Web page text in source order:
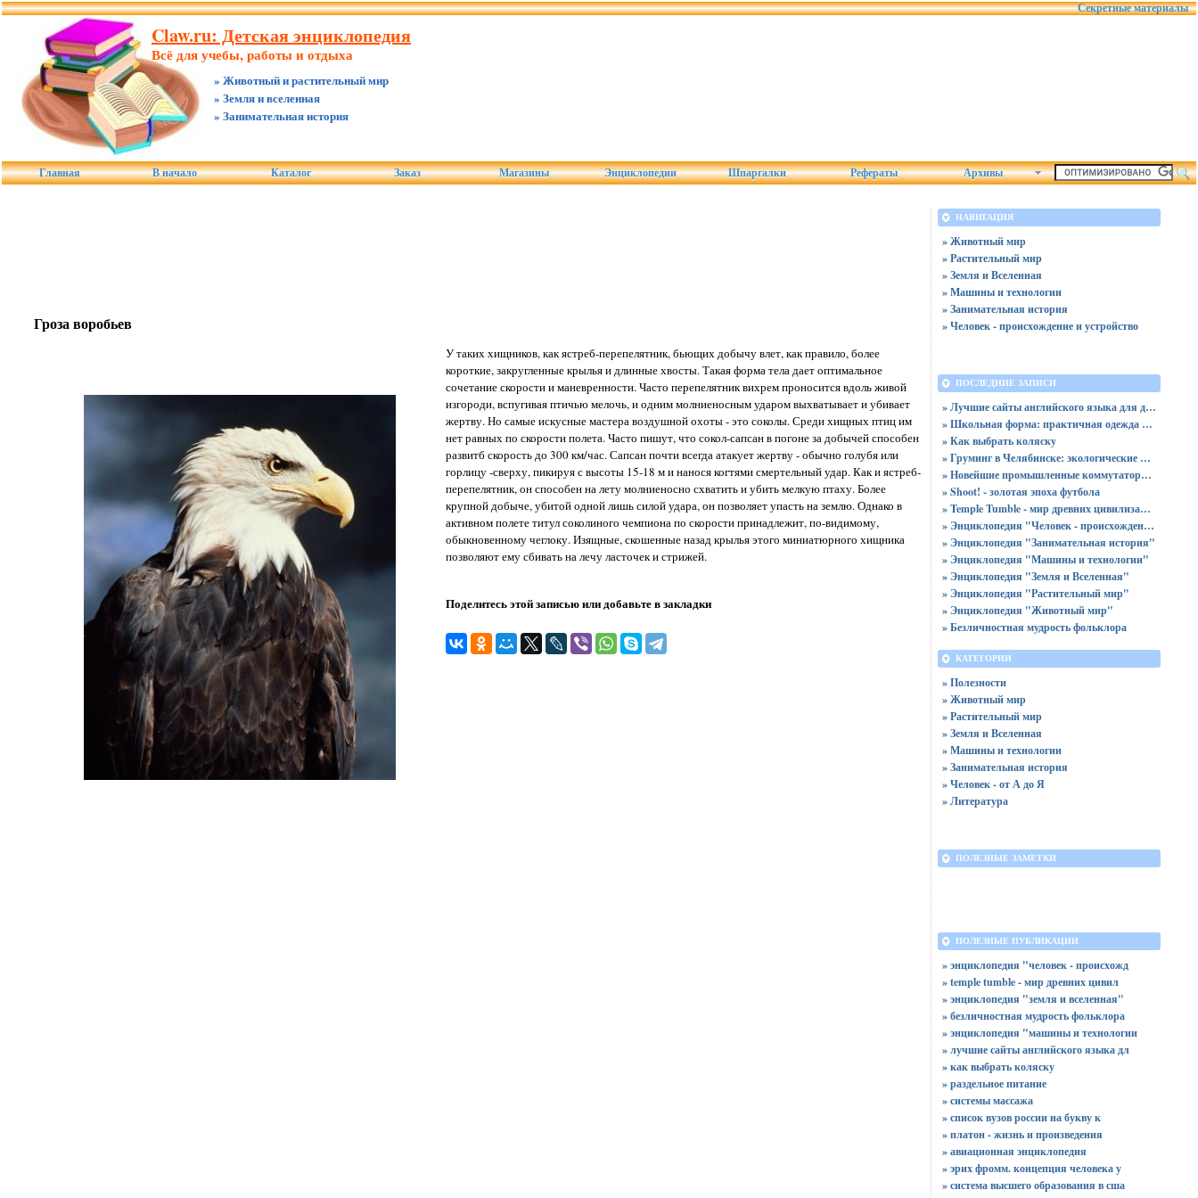
Секретные материалы
Claw.ru: Детская энциклопедия
Всё для учебы, работы и отдыха
» Животный и растительный мир
» Земля и вселенная
» Занимательная история
Главная В начало Каталог Заказ Магазины Энциклопедии Шпаргалки Рефераты Архивы
Гроза воробьев
У таких хищников, как ястреб-перепелятник, бьющих добычу влет, как правило, более
короткие, закругленные крылья и длинные хвосты. Такая форма тела дает оптимальное
сочетание скорости и маневренности. Часто перепелятник вихрем проносится вдоль живой
изгороди, вспугивая птичью мелочь, и одним молниеносным ударом выхватывает и убивает
жертву. Но самые искусные мастера воздушной охоты - это соколы. Среди хищных птиц им
нет равных по скорости полета. Часто пишут, что сокол-сапсан в погоне за добычей способен
развитб скорость до 300 км/час. Сапсан почти всегда атакует жертву - обычно голубя или
горлицу -сверху, пикируя с высоты 15-18 м и нанося когтями смертельный удар. Как и ястреб-
перепелятник, он способен на лету молниеносно схватить и убить мелкую птаху. Более
крупной добыче, убитой одной лишь силой удара, он позволяет упасть на землю. Однако в
активном полете титул соколиного чемпиона по скорости принадлежит, по-видимому,
обыкновенному чеглоку. Изящные, скошенные назад крылья этого миниатюрного хищника
позволяют ему сбивать на лечу ласточек и стрижей.
Поделитесь этой записью или добавьте в закладки
НАВИГАЦИЯ
» Животный мир
» Растительный мир
» Земля и Вселенная
» Машины и технологии
» Занимательная история
» Человек - происхождение и устройство
ПОСЛЕДНИЕ ЗАПИСИ
» Лучшие сайты английского языка для детей
» Школьная форма: практичная одежда для девочек и мальчиков на любой возраст и размер
» Как выбрать коляску
» Груминг в Челябинске: экологические шрамы и неожиданные вызовы
» Новейшие промышленные коммутаторы Eltex
» Shoot! - золотая эпоха футбола
» Temple Tumble - мир древних цивилизаций
» Энциклопедия "Человек - происхождение и устройство"
» Энциклопедия "Занимательная история"
» Энциклопедия "Машины и технологии"
» Энциклопедия "Земля и Вселенная"
» Энциклопедия "Растительный мир"
» Энциклопедия "Животный мир"
» Безличностная мудрость фольклора
КАТЕГОРИИ
» Полезности
» Животный мир
» Растительный мир
» Земля и Вселенная
» Машины и технологии
» Занимательная история
» Человек - от А до Я
» Литература
ПОЛЕЗНЫЕ ЗАМЕТКИ
ПОЛЕЗНЫЕ ПУБЛИКАЦИИ
» энциклопедия "человек - происхожд
» temple tumble - мир древних цивил
» энциклопедия "земля и вселенная"
» безличностная мудрость фольклора
» энциклопедия "машины и технологии
» лучшие сайты английского языка дл
» как выбрать коляску
» раздельное питание
» системы массажа
» список вузов россии на букву к
» платон - жизнь и произведения
» авиационная энциклопедия
» эрих фромм. концепция человека у
» система высшего образования в сша